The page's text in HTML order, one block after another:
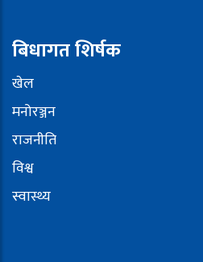
बिधागत शिर्षक
खेल
मनोरञ्जन
राजनीति
विश्व
स्वास्थ्य